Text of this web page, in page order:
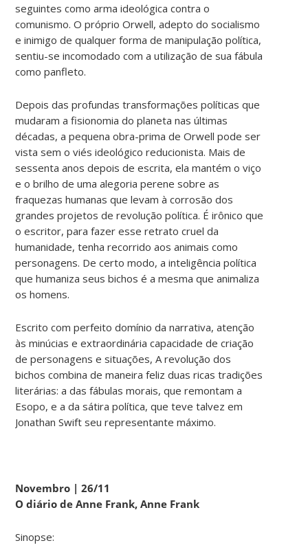
seguintes como arma ideológica contra o
comunismo. O próprio Orwell, adepto do socialismo
e inimigo de qualquer forma de manipulação política,
sentiu-se incomodado com a utilização de sua fábula
como panfleto.
Depois das profundas transformações políticas que
mudaram a fisionomia do planeta nas últimas
décadas, a pequena obra-prima de Orwell pode ser
vista sem o viés ideológico reducionista. Mais de
sessenta anos depois de escrita, ela mantém o viço
e o brilho de uma alegoria perene sobre as
fraquezas humanas que levam à corrosão dos
grandes projetos de revolução política. É irônico que
o escritor, para fazer esse retrato cruel da
humanidade, tenha recorrido aos animais como
personagens. De certo modo, a inteligência política
que humaniza seus bichos é a mesma que animaliza
os homens.
Escrito com perfeito domínio da narrativa, atenção
às minúcias e extraordinária capacidade de criação
de personagens e situações,A revolução dos
bichos combina de maneira feliz duas ricas tradições
literárias: a das fábulas morais, que remontam a
Esopo, e a da sátira política, que teve talvez em
Jonathan Swift seu representante máximo.
Novembro | 26/11
O diário de Anne Frank, Anne Frank
Sinopse: